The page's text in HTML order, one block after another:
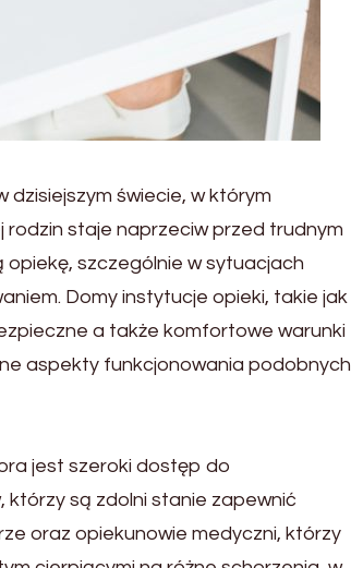
świecie, w którym
rodzin staje naprzeciw przed trudnym
opiekę, szczególnie w sytuacjach
Domy instytucje opieki, takie jak
a także komfortowe warunki
aspekty funkcjonowania podobnych
jest szeroki dostęp do
są zdolni stanie zapewnić
oraz opiekunowie medyczni, którzy